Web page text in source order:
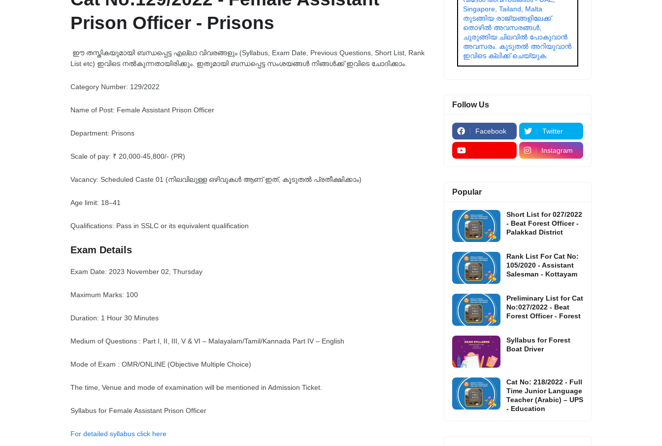
Prison Officer - Prisons
ഈ തസ്തികയുമായി ബന്ധപ്പെട്ട എല്ലാ വിവരങ്ങളും (Syllabus, Exam Date, Previous Questions, Short List, Rank
List etc) ഇവിടെ നൽകുന്നതായിരിക്കും. ഇതുമായി ബന്ധപ്പെട്ട സംശയങ്ങൾ നിങ്ങൾക്ക് ഇവിടെ ചോദിക്കാം.
Category Number: 129/2022
Name of Post: Female Assistant Prison Officer
Department: Prisons
Scale of pay: ₹ 20,000-45,800/- (PR)
Vacancy: Scheduled Caste 01 (നിലവിലുള്ള ഒഴിവുകൾ ആണ് ഇത്, കൂടുതൽ പ്രതീക്ഷിക്കാം)
Age limit: 18–41
Qualifications: Pass in SSLC or its equivalent qualification
Exam Details
Exam Date: 2023 November 02, Thursday
Maximum Marks: 100
Duration: 1 Hour 30 Minutes
Medium of Questions : Part I, II, III, V & VI – Malayalam/Tamil/Kannada Part IV – English
Mode of Exam : OMR/ONLINE (Objective Multiple Choice)
The time, Venue and mode of examination will be mentioned in Admission Ticket.
Syllabus for Female Assistant Prison Officer
For detailed syllabus click here
Singapore, Tailand, Malta
തുടങ്ങിയ രാജ്യങ്ങളിലേക്ക്
തൊഴിൽ അവസരങ്ങൾ,
ചുരുങ്ങിയ ചിലവിൽ പോകുവാൻ
അവസരം. കൂടുതൽ അറിയുവാൻ
ഇവിടെ ക്ലിക്ക് ചെയ്യുക.
Follow Us
Facebook Twitter
Instagram
Popular
Short List for 027/2022
- Beat Forest Officer -
Palakkad District
Rank List For Cat No:
105/2020 - Assistant
Salesman - Kottayam
Preliminary List for Cat
No:027/2022 - Beat
Forest Officer - Forest
Syllabus for Forest
Boat Driver
Cat No: 218/2022 - Full
Time Junior Language
Teacher (Arabic) – UPS
- Education